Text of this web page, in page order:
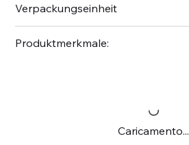
Verpackungseinheit
Produktmerkmale:
Caricamento...